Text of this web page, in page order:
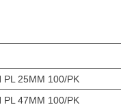
PL 25MM 100/PK
PL 47MM 100/PK